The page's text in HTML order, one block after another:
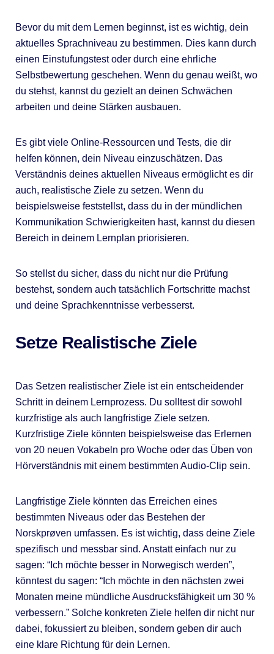
Bevor du mit dem Lernen beginnst, ist es wichtig, dein
aktuelles Sprachniveau zu bestimmen. Dies kann durch
einen Einstufungstest oder durch eine ehrliche
Selbstbewertung geschehen. Wenn du genau weißt, wo
du stehst, kannst du gezielt an deinen Schwächen
arbeiten und deine Stärken ausbauen.
Es gibt viele Online-Ressourcen und Tests, die dir
helfen können, dein Niveau einzuschätzen. Das
Verständnis deines aktuellen Niveaus ermöglicht es dir
auch, realistische Ziele zu setzen. Wenn du
beispielsweise feststellst, dass du in der mündlichen
Kommunikation Schwierigkeiten hast, kannst du diesen
Bereich in deinem Lernplan priorisieren.
So stellst du sicher, dass du nicht nur die Prüfung
bestehst, sondern auch tatsächlich Fortschritte machst
und deine Sprachkenntnisse verbesserst.
Setze Realistische Ziele
Das Setzen realistischer Ziele ist ein entscheidender
Schritt in deinem Lernprozess. Du solltest dir sowohl
kurzfristige als auch langfristige Ziele setzen.
Kurzfristige Ziele könnten beispielsweise das Erlernen
von 20 neuen Vokabeln pro Woche oder das Üben von
Hörverständnis mit einem bestimmten Audio-Clip sein.
Langfristige Ziele könnten das Erreichen eines
bestimmten Niveaus oder das Bestehen der
Norskprøven umfassen. Es ist wichtig, dass deine Ziele
spezifisch und messbar sind. Anstatt einfach nur zu
sagen: “Ich möchte besser in Norwegisch werden”,
könntest du sagen: “Ich möchte in den nächsten zwei
Monaten meine mündliche Ausdrucksfähigkeit um 30 %
verbessern.” Solche konkreten Ziele helfen dir nicht nur
dabei, fokussiert zu bleiben, sondern geben dir auch
eine klare Richtung für dein Lernen.